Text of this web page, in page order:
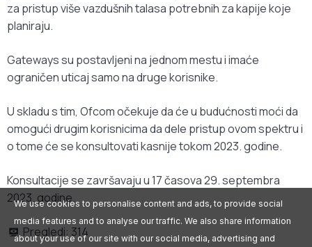
za pristup više vazdušnih talasa potrebnih za kapije koje
planiraju.
Gateways su postavljeni na jednom mestu i imaće
ograničen uticaj samo na druge korisnike.
U skladu s tim, Ofcom očekuje da će u budućnosti moći da
omogući drugim korisnicima da dele pristup ovom spektru i
o tome će se konsultovati kasnije tokom 2023. godine.
Konsultacije se završavaju u 17 časova 29. septembra
2023. godine.
Pregledi: 314
We use cookies to personalise content and ads, to provide social
media features and to analyse our traffic. We also share information
about your use of our site with our social media, advertising and